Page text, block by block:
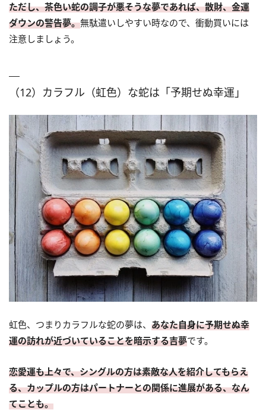
ただし、茶色い蛇の調子が悪そうな夢であれば、散財、金運
ダウンの警告夢。無駄遣いしやすい時なので、衝動買いには
注意しましょう。
（12）カラフル（虹色）な蛇は「予期せぬ幸運」
虹色、つまりカラフルな蛇の夢は、 あなた自身に予期せぬ幸
運の訪れが近づいていることを暗示する吉夢です。
恋愛運も上々で、シングルの方は素敵な人を紹介してもらえ
る、カップルの方はパートナーとの関係に進展がある、なん
てことも。